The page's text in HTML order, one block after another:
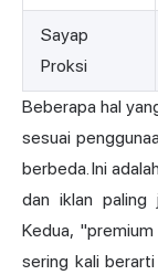
Sayap
Proksi
Beberapa hal
sesuai
berbeda. Ini
dan iklan paling
Kedua,
sering kali